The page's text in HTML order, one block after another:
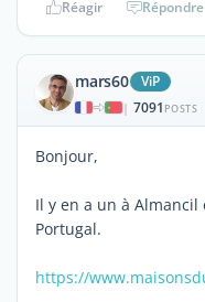
Réagir Répondre
mars60 ViP
| 7091 POSTS
Bonjour,
Il y en a un à Almancil
Portugal.
https://